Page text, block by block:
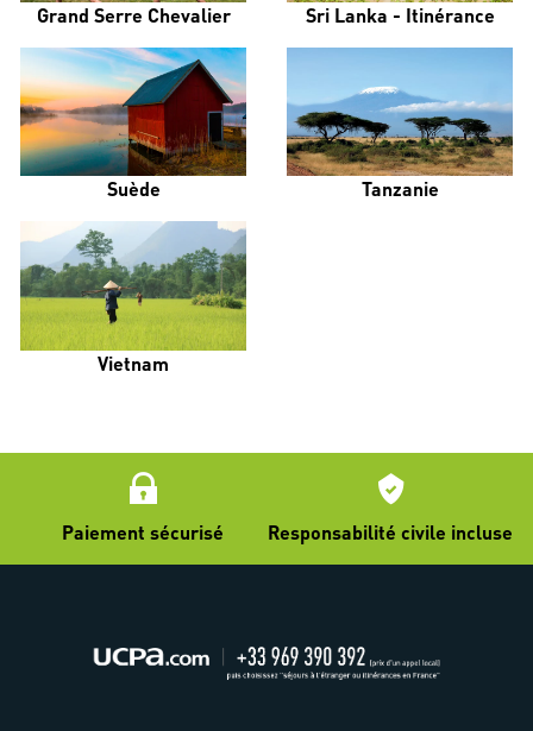
Grand Serre Chevalier Sri Lanka - Itinérance
Suède Tanzanie
Vietnam
Paiement sécurisé Responsabilité civile incluse